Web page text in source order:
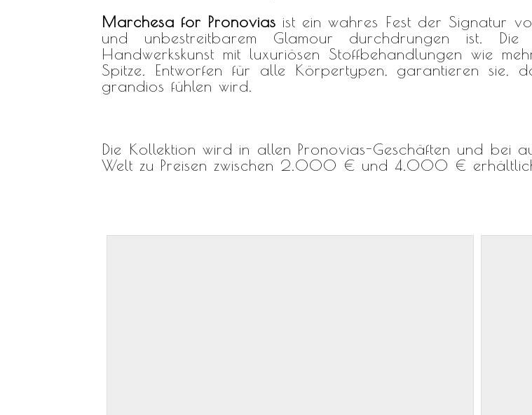
Marchesa for Pronovias ist ein wahres Fest der Signatur
und unbestreitbarem Glamour durchdrungen ist. Die
Handwerkskunst mit luxuriösen Stoffbehandlungen wie
Spitze. Entworfen für alle Körpertypen, garantieren sie,
grandios fühlen wird.
Die Kollektion wird in allen Pronovias-Geschäften und bei
Welt zu Preisen zwischen 2.000 € und 4.000 €